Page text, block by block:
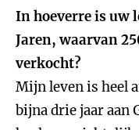
In hoeverre is uw
Jaren, waarvan
verkocht?
Mijn leven is heel
bijna drie jaar aan